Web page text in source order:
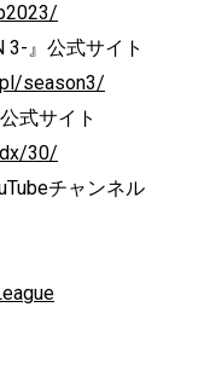
3-』公式サイト
season3/
式サイト
30/
チャンネル